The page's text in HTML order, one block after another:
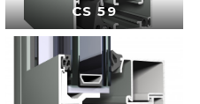
CS 59